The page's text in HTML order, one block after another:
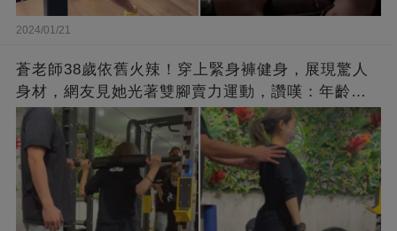
2024/01/21
蒼老師38歲依舊火辣！穿上緊身褲健身，展現驚人
身材，網友見她光著雙腳賣力運動，讚嘆：年齡不
過是個數字！